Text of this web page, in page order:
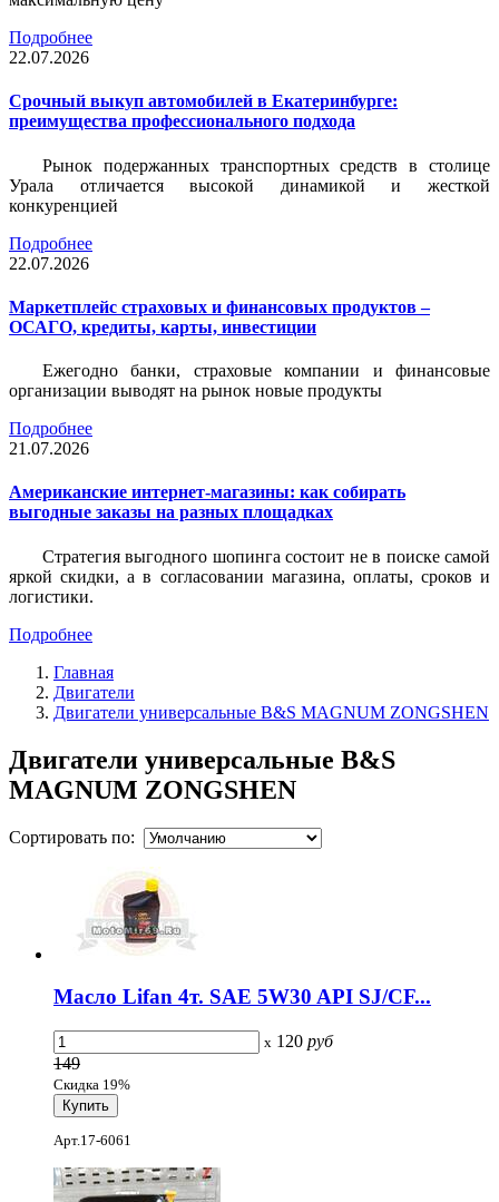
Подробнее
22.07.2026
Срочный выкуп автомобилей в Екатеринбурге:
преимущества профессионального подхода
Рынок подержанных транспортных средств в столице
Урала отличается высокой динамикой и жесткой
конкуренцией
Подробнее
22.07.2026
Маркетплейс страховых и финансовых продуктов –
ОСАГО, кредиты, карты, инвестиции
Ежегодно банки, страховые компании и финансовые
организации выводят на рынок новые продукты
Подробнее
21.07.2026
Американские интернет-магазины: как собирать
выгодные заказы на разных площадках
Стратегия выгодного шопинга состоит не в поиске самой
яркой скидки, а в согласовании магазина, оплаты, сроков и
логистики.
Подробнее
Главная
Двигатели
Двигатели универсальные B&S MAGNUM ZONGSHEN
Двигатели универсальные B&S
MAGNUM ZONGSHEN
Сортировать по:
Масло Lifan 4т. SAE 5W30 API SJ/CF...
x 120 руб
149
Скидка 19%
Арт.17-6061